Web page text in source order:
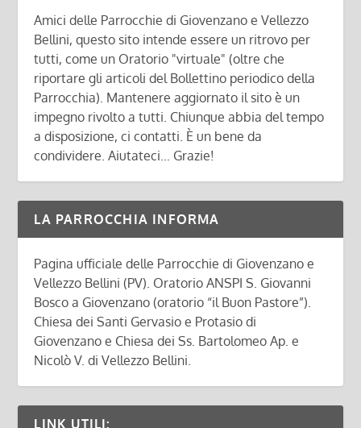
Amici delle Parrocchie di Giovenzano e Vellezzo
Bellini, questo sito intende essere un ritrovo per
tutti, come un Oratorio "virtuale" (oltre che
riportare gli articoli del Bollettino periodico della
Parrocchia). Mantenere aggiornato il sito è un
impegno rivolto a tutti. Chiunque abbia del tempo
a disposizione, ci contatti. È un bene da
condividere. Aiutateci... Grazie!
LA PARROCCHIA INFORMA
Pagina ufficiale delle Parrocchie di Giovenzano e
Vellezzo Bellini (PV). Oratorio ANSPI S. Giovanni
Bosco a Giovenzano (oratorio “il Buon Pastore”).
Chiesa dei Santi Gervasio e Protasio di
Giovenzano e Chiesa dei Ss. Bartolomeo Ap. e
Nicolò V. di Vellezzo Bellini.
LINK UTILI: